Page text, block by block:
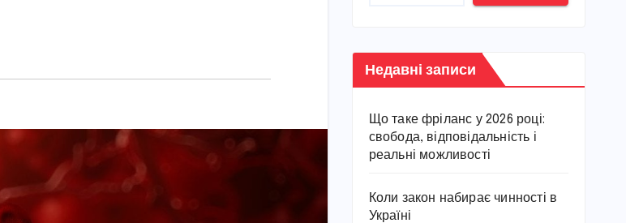
Недавні записи
Що таке фріланс у 2026 році:
свобода, відповідальність і
реальні можливості
Коли закон набирає чинності в
Україні